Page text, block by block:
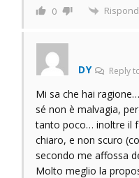
0
DY Reply
Mi sa che hai
sé non è malvagia,
tanto poco… inoltre il
chiaro, e non scuro
secondo me affossa
Molto meglio la